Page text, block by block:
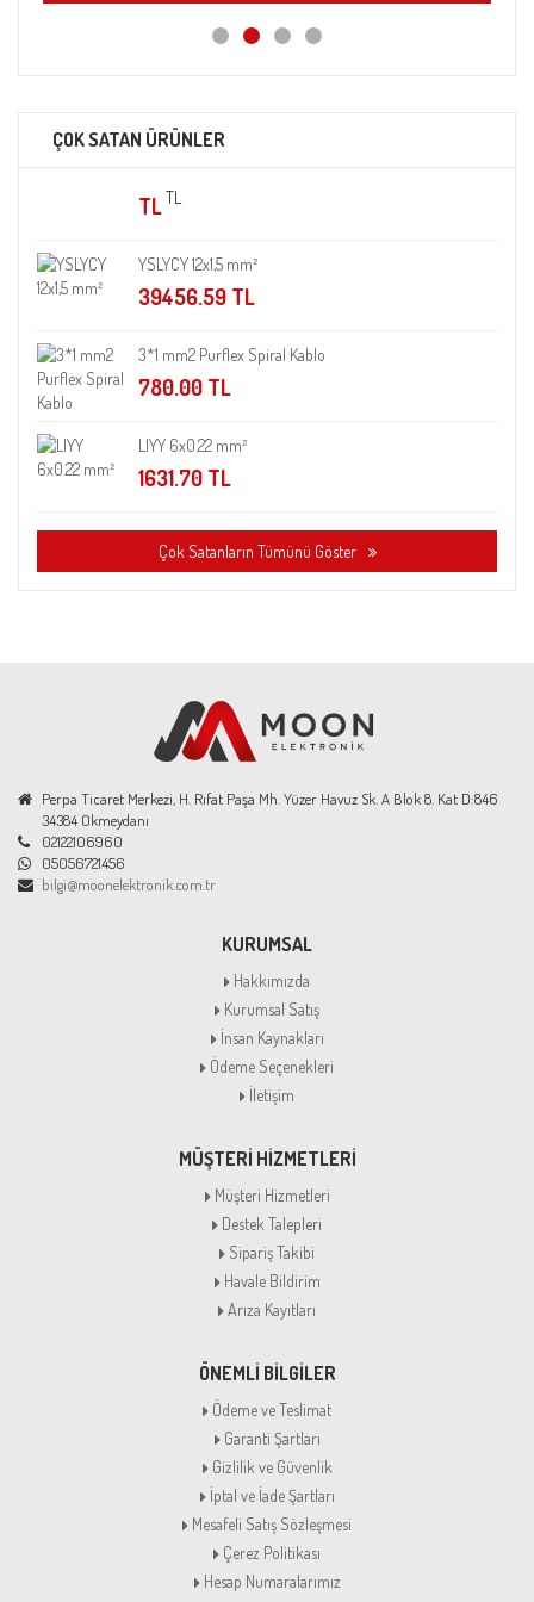
ÇOK SATAN ÜRÜNLER
TLTL
YSLYCY 12x1,5 mm²
39456.59 TL
3*1 mm2 Purflex Spiral Kablo
780.00 TL
LIYY 6x0.22 mm²
1631.70 TL
Çok Satanların Tümünü Göster
Perpa Ticaret Merkezi, H. Rıfat Paşa Mh. Yüzer Havuz Sk. A Blok 8. Kat D:846
34384 Okmeydanı
02122106960
05056721456
bilgi@moonelektronik.com.tr
KURUMSAL
Hakkımızda
Kurumsal Satış
İnsan Kaynakları
Ödeme Seçenekleri
İletişim
MÜŞTERİ HİZMETLERİ
Müşteri Hizmetleri
Destek Talepleri
Sipariş Takibi
Havale Bildirim
Arıza Kayıtları
ÖNEMLİ BİLGİLER
Ödeme ve Teslimat
Garanti Şartları
Gizlilik ve Güvenlik
İptal ve İade Şartları
Mesafeli Satış Sözleşmesi
Çerez Politikası
Hesap Numaralarımız